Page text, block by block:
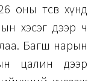
оны төсөв хүнд
хэсэг дээр ч
Багш нарын
цалин дээр